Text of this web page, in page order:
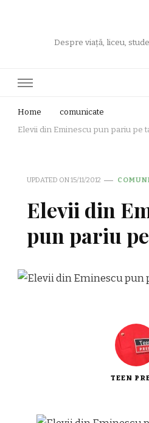
Despre viață, liceu,
Home
comunicate
Elevii din Eminescu pun pariu pe
UPDATED ON15/11/2012
Elevii din
pun pariu
TEEN